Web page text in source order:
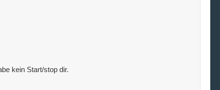
kein Start/stop dir.